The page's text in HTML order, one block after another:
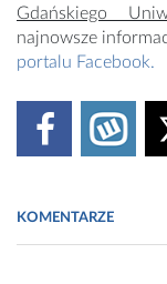
Gdańskiego
najnowsze
portalu Facebook.
KOMENTARZE